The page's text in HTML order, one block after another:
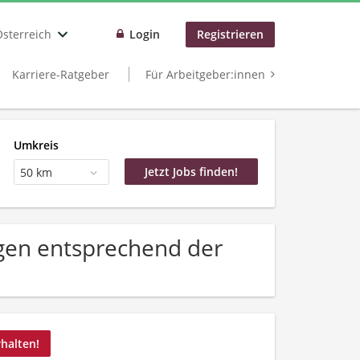
Login Registrieren
Karriere-Ratgeber Für Arbeitgeber:innen
Umkreis
50 km
entsprechend der